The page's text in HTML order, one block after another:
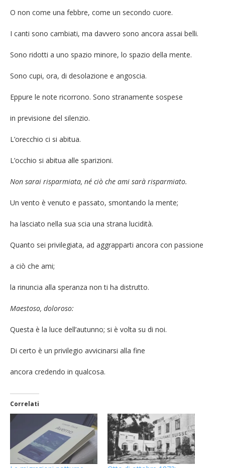
O non come una febbre, come un secondo cuore.
I canti sono cambiati, ma davvero sono ancora assai belli.
Sono ridotti a uno spazio minore, lo spazio della mente.
Sono cupi, ora, di desolazione e angoscia.
Eppure le note ricorrono. Sono stranamente sospese
in previsione del silenzio.
L’orecchio ci si abitua.
L’occhio si abitua alle sparizioni.
Non sarai risparmiata, né ciò che ami sarà risparmiato.
Un vento è venuto e passato, smontando la mente;
ha lasciato nella sua scia una strana lucidità.
Quanto sei privilegiata, ad aggrapparti ancora con passione
a ciò che ami;
la rinuncia alla speranza non ti ha distrutto.
Maestoso, doloroso:
Questa è la luce dell’autunno; si è volta su di noi.
Di certo è un privilegio avvicinarsi alla fine
ancora credendo in qualcosa.
Correlati